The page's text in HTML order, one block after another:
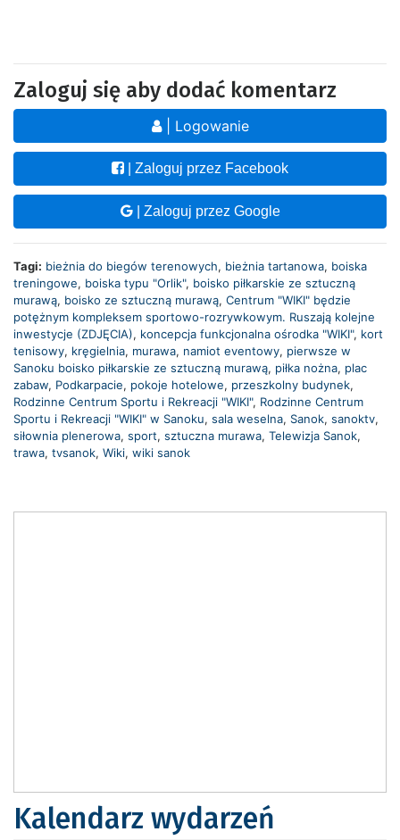
Zaloguj się aby dodać komentarz
| Logowanie
| Zaloguj przez Facebook
| Zaloguj przez Google
Tagi: bieżnia do biegów terenowych, bieżnia tartanowa, boiska
treningowe, boiska typu "Orlik", boisko piłkarskie ze sztuczną
murawą, boisko ze sztuczną murawą, Centrum "WIKI" będzie
potężnym kompleksem sportowo-rozrywkowym. Ruszają kolejne
inwestycje (ZDJĘCIA), koncepcja funkcjonalna ośrodka "WIKI", kort
tenisowy, kręgielnia, murawa, namiot eventowy, pierwsze w
Sanoku boisko piłkarskie ze sztuczną murawą, piłka nożna, plac
zabaw, Podkarpacie, pokoje hotelowe, przeszkolny budynek,
Rodzinne Centrum Sportu i Rekreacji "WIKI", Rodzinne Centrum
Sportu i Rekreacji "WIKI" w Sanoku, sala weselna, Sanok, sanoktv,
siłownia plenerowa, sport, sztuczna murawa, Telewizja Sanok,
trawa, tvsanok, Wiki, wiki sanok
Kalendarz wydarzeń